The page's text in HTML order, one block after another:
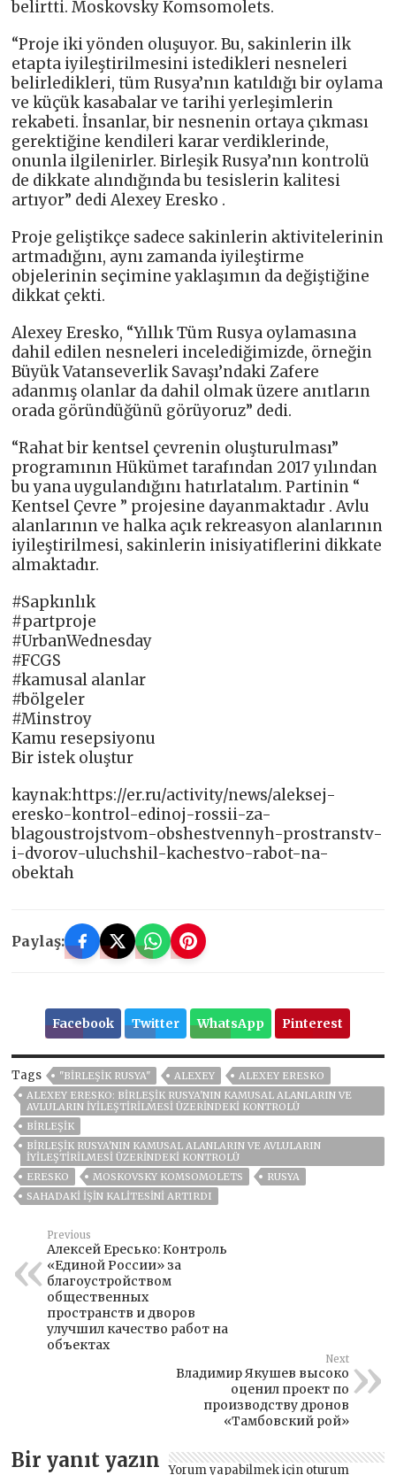
belirtti. Moskovsky Komsomolets.
“Proje iki yönden oluşuyor. Bu, sakinlerin ilk
etapta iyileştirilmesini istedikleri nesneleri
belirledikleri, tüm Rusya’nın katıldığı bir oylama
ve küçük kasabalar ve tarihi yerleşimlerin
rekabeti. İnsanlar, bir nesnenin ortaya çıkması
gerektiğine kendileri karar verdiklerinde,
onunla ilgilenirler. Birleşik Rusya’nın kontrolü
de dikkate alındığında bu tesislerin kalitesi
artıyor” dedi Alexey Eresko .
Proje geliştikçe sadece sakinlerin aktivitelerinin
artmadığını, aynı zamanda iyileştirme
objelerinin seçimine yaklaşımın da değiştiğine
dikkat çekti.
Alexey Eresko, “Yıllık Tüm Rusya oylamasına
dahil edilen nesneleri incelediğimizde, örneğin
Büyük Vatanseverlik Savaşı’ndaki Zafere
adanmış olanlar da dahil olmak üzere anıtların
orada göründüğünü görüyoruz” dedi.
“Rahat bir kentsel çevrenin oluşturulması”
programının Hükümet tarafından 2017 yılından
bu yana uygulandığını hatırlatalım. Partinin “
Kentsel Çevre ” projesine dayanmaktadır . Avlu
alanlarının ve halka açık rekreasyon alanlarının
iyileştirilmesi, sakinlerin inisiyatiflerini dikkate
almaktadır.
#Sapkınlık
#partproje
#UrbanWednesday
#FCGS
#kamusal alanlar
#bölgeler
#Minstroy
Kamu resepsiyonu
Bir istek oluştur
kaynak:https://er.ru/activity/news/aleksej-
eresko-kontrol-edinoj-rossii-za-
blagoustrojstvom-obshestvennyh-prostranstv-
i-dvorov-uluchshil-kachestvo-rabot-na-
obektah
Paylaş:
Facebook Twitter WhatsApp Pinterest
Tags "BIRLEŞIK RUSYA" ALEXEY
ALEXEY ERESKO
ALEXEY ERESKO: BIRLEŞIK RUSYA'NIN KAMUSAL ALANLARIN VE
AVLULARIN IYILEŞTIRILMESI ÜZERINDEKI KONTROLÜ
BIRLEŞIK
BIRLEŞIK RUSYA'NIN KAMUSAL ALANLARIN VE AVLULARIN
IYILEŞTIRILMESI ÜZERINDEKI KONTROLÜ
ERESKO
MOSKOVSKY KOMSOMOLETS
RUSYA
SAHADAKI IŞIN KALITESINI ARTIRDI
Previous
Алексей Ересько: Контроль
«Единой России» за
благоустройством
общественных
пространств и дворов
улучшил качество работ на
объектах
Next
Владимир Якушев высоко
оценил проект по
производству дронов
«Тамбовский рой»
Bir yanıt yazın Yorum yapabilmek için oturum